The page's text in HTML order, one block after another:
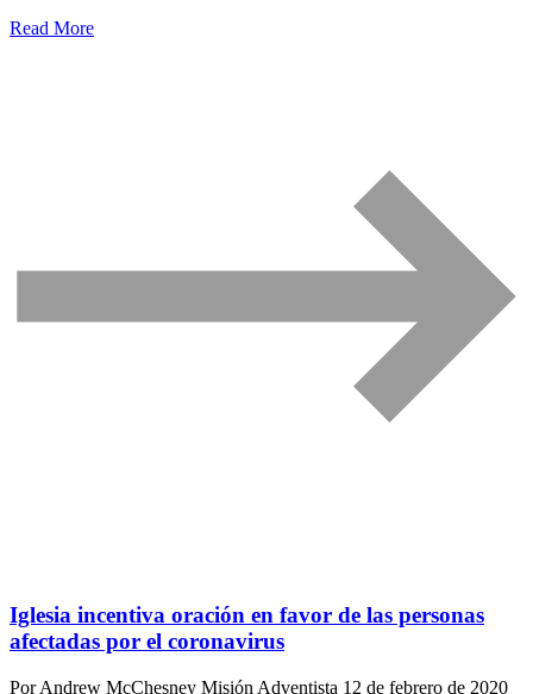
Read More
Iglesia incentiva oración en favor de las personas
afectadas por el coronavirus
Por Andrew McChesney Misión Adventista 12 de febrero de 2020